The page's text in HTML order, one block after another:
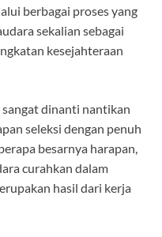
berbagai proses yang
sekalian sebagai
kesejahteraan
dinanti nantikan
seleksi dengan penuh
besarnya harapan,
curahkan dalam
hasil dari kerja